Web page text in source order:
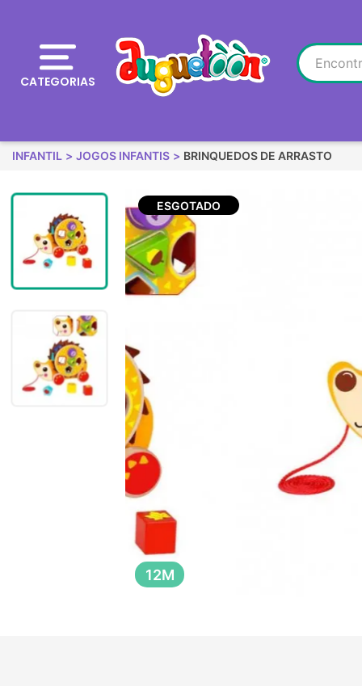
CATEGORIAS
INFANTIL JOGOS INFANTIS BRINQUEDOS DE ARRASTO
ESGOTADO
12M